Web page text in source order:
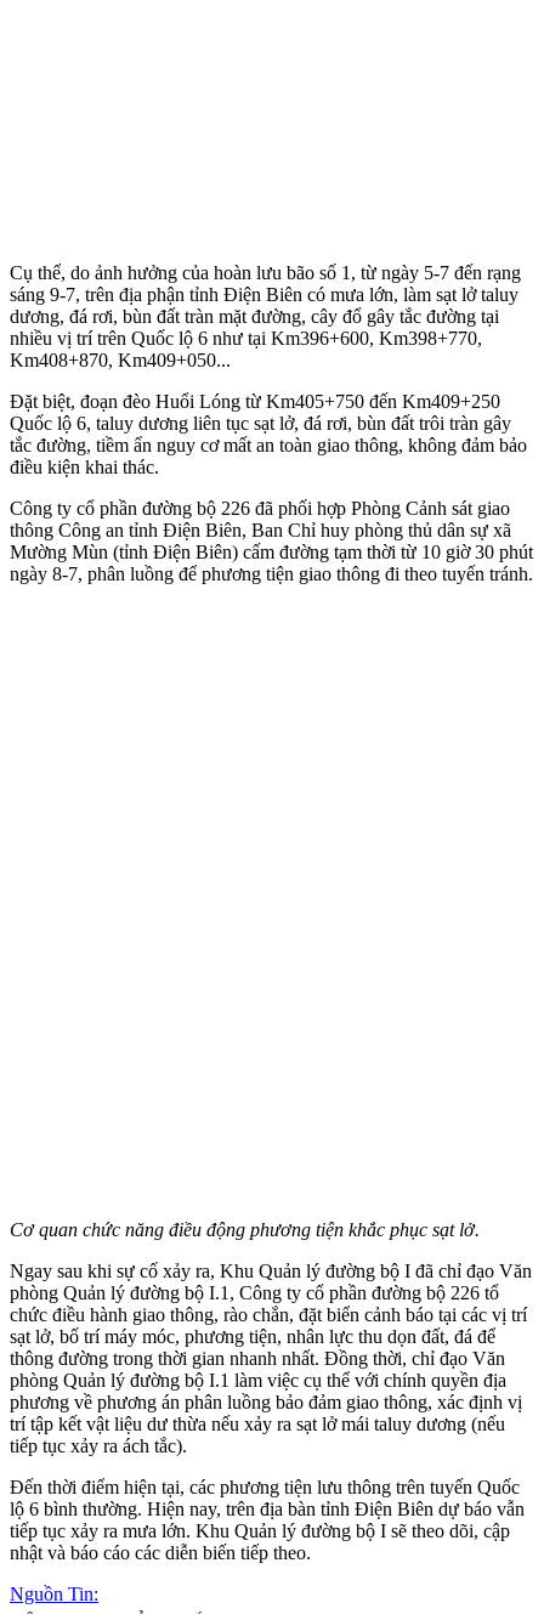
Cụ thể, do ảnh hưởng của hoàn lưu bão số 1, từ ngày 5-7 đến rạng
sáng 9-7, trên địa phận tỉnh Điện Biên có mưa lớn, làm sạt lở taluy
dương, đá rơi, bùn đất tràn mặt đường, cây đổ gây tắc đường tại
nhiều vị trí trên Quốc lộ 6 như tại Km396+600, Km398+770,
Km408+870, Km409+050...
Đặt biệt, đoạn đèo Huổi Lóng từ Km405+750 đến Km409+250
Quốc lộ 6, taluy dương liên tục sạt lở, đá rơi, bùn đất trôi tràn gây
tắc đường, tiềm ẩn nguy cơ mất an toàn giao thông, không đảm bảo
điều kiện khai thác.
Công ty cổ phần đường bộ 226 đã phối hợp Phòng Cảnh sát giao
thông Công an tỉnh Điện Biên, Ban Chỉ huy phòng thủ dân sự xã
Mường Mùn (tỉnh Điện Biên) cấm đường tạm thời từ 10 giờ 30 phút
ngày 8-7, phân luồng để phương tiện giao thông đi theo tuyến tránh.
Cơ quan chức năng điều động phương tiện khắc phục sạt lở.
Ngay sau khi sự cố xảy ra, Khu Quản lý đường bộ I đã chỉ đạo Văn
phòng Quản lý đường bộ I.1, Công ty cổ phần đường bộ 226 tổ
chức điều hành giao thông, rào chắn, đặt biển cảnh báo tại các vị trí
sạt lở, bố trí máy móc, phương tiện, nhân lực thu dọn đất, đá để
thông đường trong thời gian nhanh nhất. Đồng thời, chỉ đạo Văn
phòng Quản lý đường bộ I.1 làm việc cụ thể với chính quyền địa
phương về phương án phân luồng bảo đảm giao thông, xác định vị
trí tập kết vật liệu dư thừa nếu xảy ra sạt lở mái taluy dương (nếu
tiếp tục xảy ra ách tắc).
Đến thời điểm hiện tại, các phương tiện lưu thông trên tuyến Quốc
lộ 6 bình thường. Hiện nay, trên địa bàn tỉnh Điện Biên dự báo vẫn
tiếp tục xảy ra mưa lớn. Khu Quản lý đường bộ I sẽ theo dõi, cập
nhật và báo cáo các diễn biến tiếp theo.
Nguồn Tin: